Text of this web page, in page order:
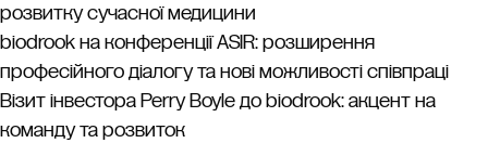
розвитку сучасної медицини
biodrook на конференції ASIR: розширення
професійного діалогу та нові можливості співпраці
Візит інвестора Perry Boyle до biodrook: акцент на
команду та розвиток